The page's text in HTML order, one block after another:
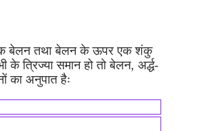
बेलन तथा बेलन के ऊपर एक शंकु
के त्रिज्या समान हो तो बेलन, अर्द्ध-
का अनुपात हैः